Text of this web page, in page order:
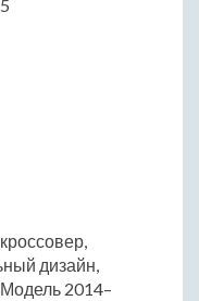
дизайн,
2014–